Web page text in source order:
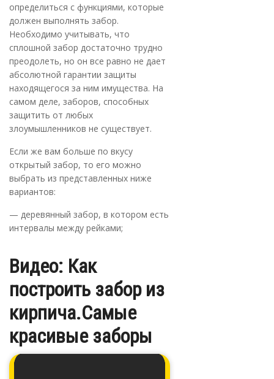
определиться с функциями, которые
должен выполнять забор.
Необходимо учитывать, что
сплошной забор достаточно трудно
преодолеть, но он все равно не дает
абсолютной гарантии защиты
находящегося за ним имущества. На
самом деле, заборов, способных
защитить от любых
злоумышленников не существует.
Если же вам больше по вкусу
открытый забор, то его можно
выбрать из представленных ниже
вариантов:
— деревянный забор, в котором есть
интервалы между рейками;
Видео: Как
построить забор из
кирпича.Самые
красивые заборы